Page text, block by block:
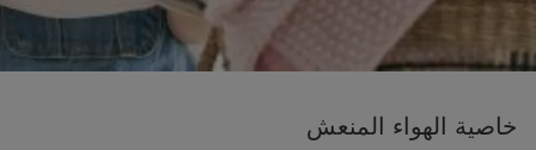
خاصية الهواء المنعش